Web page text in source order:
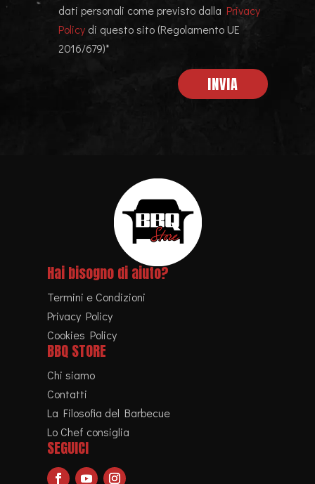
dati personali come previsto dallaPrivacy
Policy di questo sito (Regolamento UE
2016/679)*
Hai bisogno di aiuto?
Termini e Condizioni
Privacy Policy
Cookies Policy
BBQ STORE
Chi siamo
Contatti
La Filosofia del Barbecue
Lo Chef consiglia
SEGUICI